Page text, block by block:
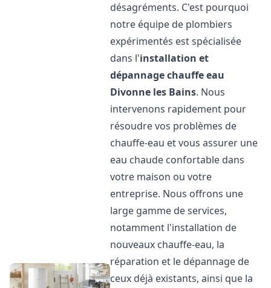
désagréments. C'est pourquoi
notre équipe de plombiers
expérimentés est spécialisée
dans l'installation et
dépannage chauffe eau
Divonne les Bains. Nous
intervenons rapidement pour
résoudre vos problèmes de
chauffe-eau et vous assurer une
eau chaude confortable dans
votre maison ou votre
entreprise. Nous offrons une
large gamme de services,
notamment l'installation de
nouveaux chauffe-eau, la
réparation et le dépannage de
ceux déjà existants, ainsi que la